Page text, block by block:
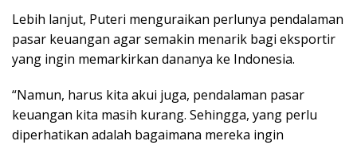
Lebih lanjut, Puteri menguraikan perlunya pendalaman
pasar keuangan agar semakin menarik bagi eksportir
yang ingin memarkirkan dananya ke Indonesia.
“Namun, harus kita akui juga, pendalaman pasar
keuangan kita masih kurang. Sehingga, yang perlu
diperhatikan adalah bagaimana mereka ingin